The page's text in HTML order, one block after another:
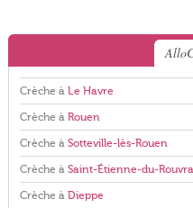
Crèche à Le Havre
Crèche à Rouen
Crèche à Sotteville-lès-Rouen
Crèche à Saint-Étienne-du-
Crèche à Dieppe